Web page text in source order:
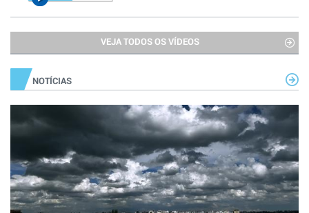
VEJA TODOS OS VÍDEOS
NOTÍCIAS